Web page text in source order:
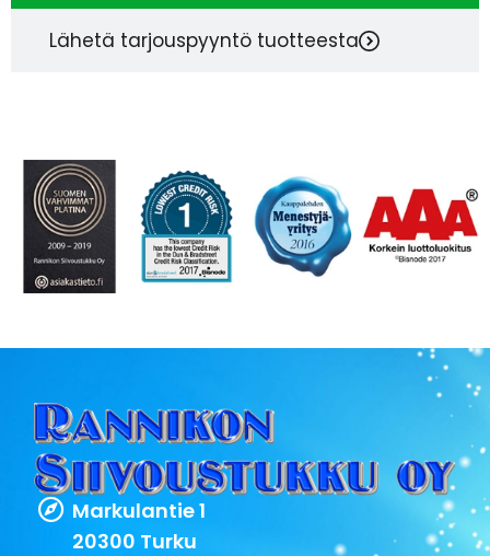
Lähetä tarjouspyyntö tuotteesta
Markulantie 1
20300 Turku